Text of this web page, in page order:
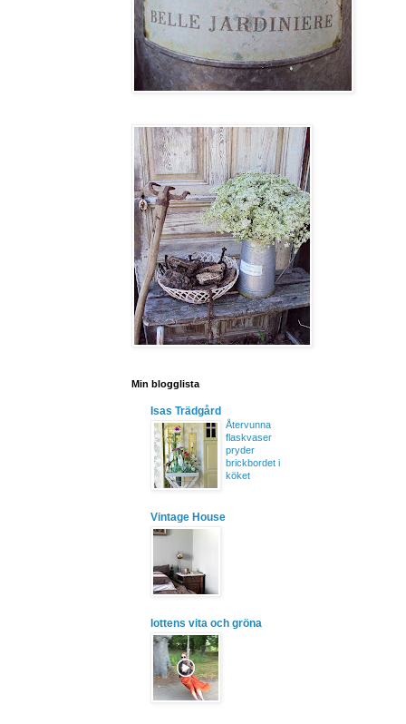
Min blogglista
Isas Trädgård
Återvunna
flaskvaser
pryder
brickbordet i
köket
Vintage House
lottens vita och gröna